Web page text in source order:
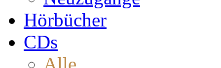
Hörbücher
CDs